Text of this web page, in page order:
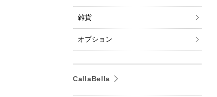
雑貨
オプション
CallaBella